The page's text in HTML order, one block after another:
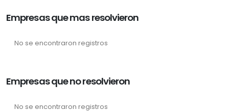
Empresas que mas resolvieron
No se encontraron registros
Empresas que no resolvieron
No se encontraron registros